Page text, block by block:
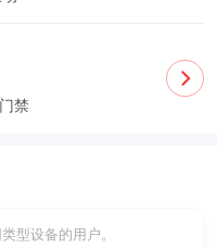
禁
型设备的用户。